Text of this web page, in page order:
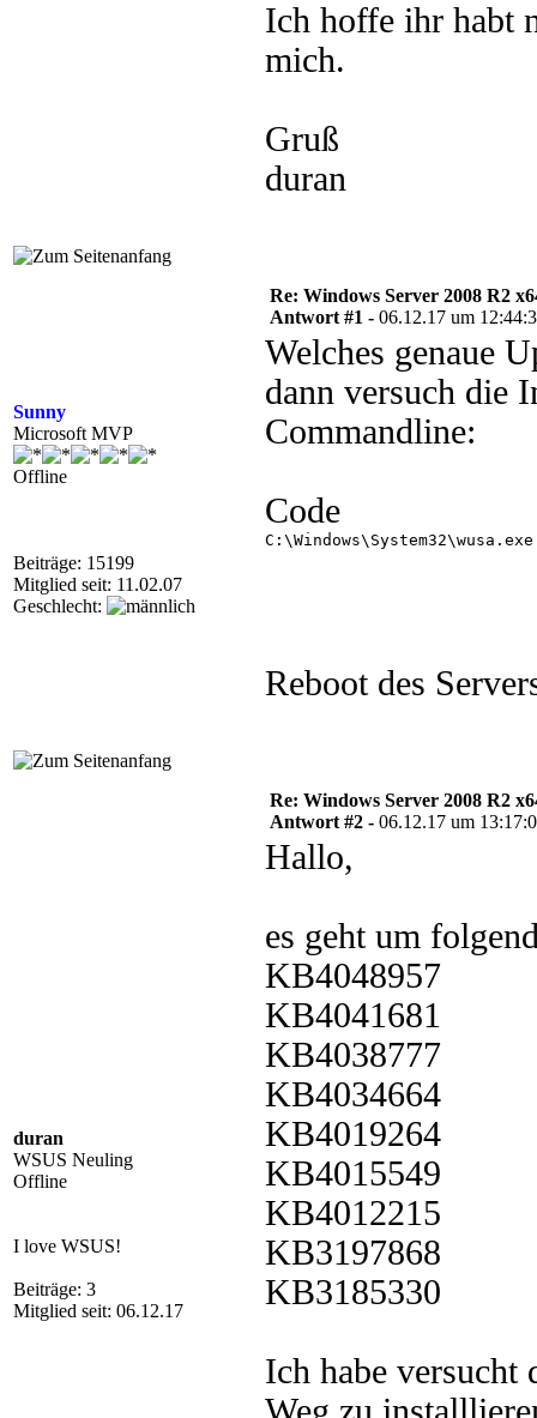
Ich hoffe ihr habt
mich.
Gruß
duran
Sunny
Microsoft MVP
Offline
Beiträge: 15199
Mitglied seit: 11.02.07
Geschlecht:
Re: Windows Server 2008 R2
Antwort #1 - 06.12.17 um
Welches genaue
dann versuch die
Commandline:
Code
Reboot des
duran
WSUS Neuling
Offline
I love WSUS!
Beiträge: 3
Mitglied seit: 06.12.17
Re: Windows Server 2008 R2
Antwort #2 - 06.12.17 um
Hallo,
es geht um
KB4048957
KB4041681
KB4038777
KB4034664
KB4019264
KB4015549
KB4012215
KB3197868
KB3185330
Ich habe versucht